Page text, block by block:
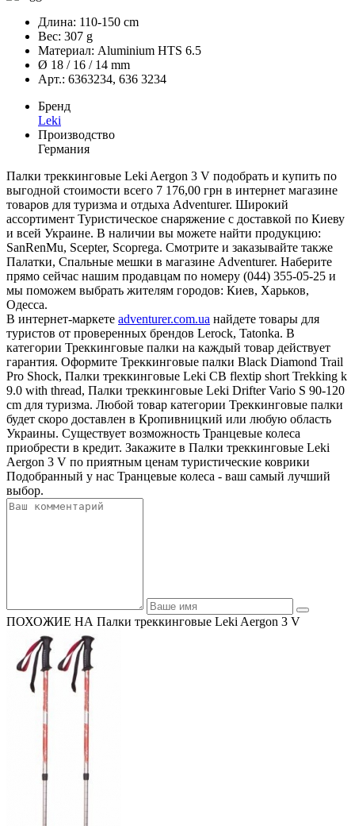
Длина: 110-150 cm
Вес: 307 g
Материал: Aluminium HTS 6.5
Ø 18 / 16 / 14 mm
Арт.: 6363234, 636 3234
Бренд
Leki
Производство
Германия
Палки треккинговые Leki Aergon 3 V подобрать и купить по
выгодной стоимости всего 7 176,00 грн в интернет магазине
товаров для туризма и отдыха Adventurer. Широкий
ассортимент Туристическое снаряжение с доставкой по Киеву
и всей Украине. В наличии вы можете найти продукцию:
SanRenMu, Scepter, Scoprega. Смотрите и заказывайте также
Палатки, Спальные мешки в магазине Adventurer. Наберите
прямо сейчас нашим продавцам по номеру (044) 355-05-25 и
мы поможем выбрать жителям городов: Киев, Харьков,
Одесса.
В интернет-маркете adventurer.com.ua найдете товары для
туристов от проверенных брендов Lerock, Tatonka. В
категории Треккинговые палки на каждый товар действует
гарантия. Оформите Треккинговые палки Black Diamond Trail
Pro Shock, Палки треккинговые Leki CB flextip short Trekking k
9.0 with thread, Палки треккинговые Leki Drifter Vario S 90-120
cm для туризма. Любой товар категории Треккинговые палки
будет скоро доставлен в Кропивницкий или любую область
Украины. Существует возможность Транцевые колеса
приобрести в кредит. Закажите в Палки треккинговые Leki
Aergon 3 V по приятным ценам туристические коврики
Подобранный у нас Транцевые колеса - ваш самый лучший
выбор.
ПОХОЖИЕ НА Палки треккинговые Leki Aergon 3 V